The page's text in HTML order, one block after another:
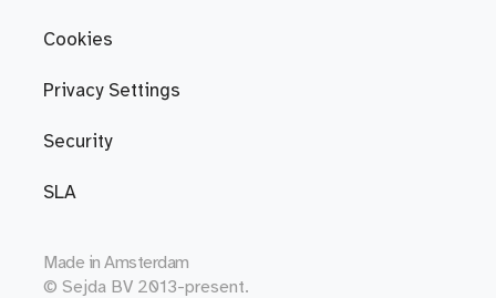
Cookies
Privacy Settings
Security
SLA
Made in Amsterdam
© Sejda BV 2013-present.